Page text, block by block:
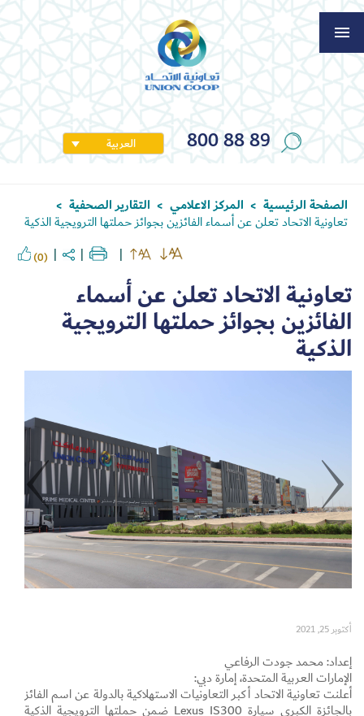
800 88 89 العربية
الصفحة الرئيسية > المركز الاعلامي > التقارير الصحفية >
تعاونية الاتحاد تعلن عن أسماء الفائزين بجوائز حملتها الترويجية الذكية
(0)
تعاونية الاتحاد تعلن عن أسماء
الفائزين بجوائز حملتها الترويجية
الذكية
أكتوبر 25, 2021
إعداد: محمد جودت الرفاعي
الإمارات العربية المتحدة، إمارة دبي:
أعلنت تعاونية الاتحاد أكبر التعاونيات الاستهلاكية بالدولة عن اسم الفائز
بالجائزة الكبرى سيارة Lexus IS300 ضمن حملتها الترويجية الذكية
Set Youtube Channel ID